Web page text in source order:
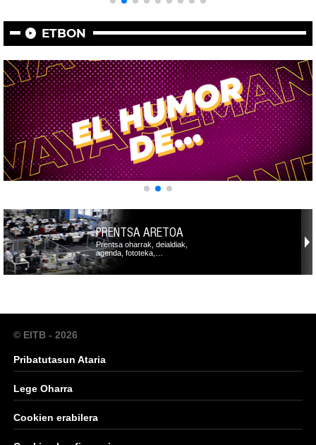
ETBON
PRENTSA ARETOA
Prentsa oharrak, deialdiak,
agenda, fototeka,…
© EITB - 2026
Pribatutasun Ataria
Lege Oharra
Cookien erabilera